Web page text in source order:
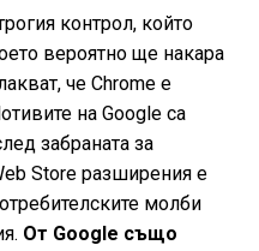
контрол, който
вероятно ще накара
че Chrome е
на Google са
забраната за
Store разширения е
молби
От Google също